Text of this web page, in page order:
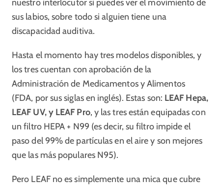
nuestro interlocutor si puedes ver el movimiento de
sus labios, sobre todo si alguien tiene una
discapacidad auditiva.
Hasta el momento hay tres modelos disponibles, y
los tres cuentan con aprobación de la
Administración de Medicamentos y Alimentos
(FDA, por sus siglas en inglés). Estas son: LEAF Hepa,
LEAF UV, y LEAF Pro, y las tres están equipadas con
un filtro HEPA + N99 (es decir, su filtro impide el
paso del 99% de partículas en el aire y son mejores
que las más populares N95).
Pero LEAF no es simplemente una mica que cubre